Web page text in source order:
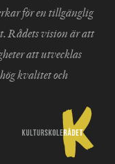
för en tillgänglig
Rådets vision är att
att utvecklas
kvalitet och